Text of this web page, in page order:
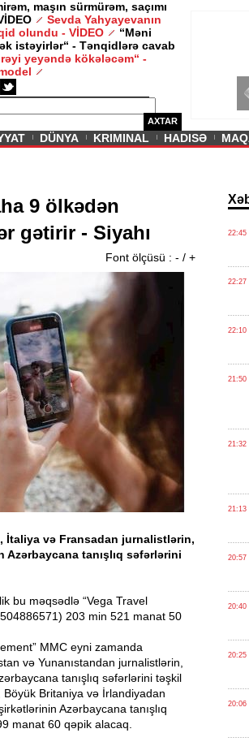
maşın sürmürəm, saçımı
Sevda Yahyayevanın
olundu - VİDEO
“Məni
istəyirlər“ - Tənqidlərə cavab
yeyəndə kökələcəm“ -
AXTAR
Sevda
DÜNYA KRIMINAL HADISƏ
9 ölkədən
gətirir - Siyahı
Font ölçüsü : - / +
İtaliya və Fransadan jurnalistlərin,
tanışlıq səfərlərini
bu məqsədlə “Vega Travel
203 min 521 manat 50
MMC eyni zamanda
və Yunanıstandan jurnalistlərin,
tanışlıq səfərlərini təşkil
Britaniya və İrlandiyadan
Azərbaycana tanışlıq
manat 60 qəpik alacaq.
22:45
22:27
22:10
21:50
21:32
21:13
20:57
20:40
20:25
20:06